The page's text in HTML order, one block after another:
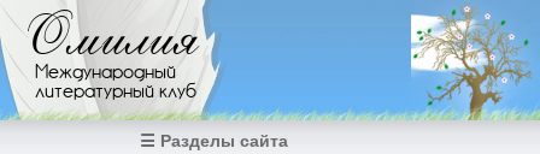
Перейти к основному содержанию
Омилия
Международный
литературный клуб
☰ Разделы сайта